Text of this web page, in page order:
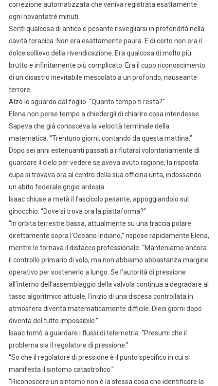
correzione automatizzata che veniva registrata esattamente
ogni novantatré minuti.
Sentì qualcosa di antico e pesante risvegliarsi in profondità nella
cavità toracica. Non era esattamente paura. E di certo non era il
dolce sollievo della rivendicazione. Era qualcosa di molto più
brutto e infinitamente più complicato. Era il cupo riconoscimento
di un disastro inevitabile mescolato a un profondo, nauseante
terrore.
Alzò lo sguardo dal foglio. “Quanto tempo ti resta?”
Elena non perse tempo a chiedergli di chiarire cosa intendesse.
Sapeva che già conosceva la velocità terminale della
matematica. “Trentuno giorni, contando da questa mattina.”
Dopo sei anni estenuanti passati a rifiutarsi volontariamente di
guardare il cielo per vedere se aveva avuto ragione, la risposta
cupa si trovava ora al centro della sua officina unta, indossando
un abito federale grigio ardesia.
Isaac chiuse a metà il fascicolo pesante, appoggiandolo sul
ginocchio. “Dove si trova ora la piattaforma?”
“In orbita terrestre bassa, attualmente su una traccia polare
direttamente sopra l’Oceano Indiano,” rispose rapidamente Elena,
mentre le tornava il distacco professionale. “Manteniamo ancora
il controllo primario di volo, ma non abbiamo abbastanza margine
operativo per sostenerlo a lungo. Se l’autorità di pressione
all’interno dell’assemblaggio della valvola continua a degradare al
tasso algoritmico attuale, l’inizio di una discesa controllata in
atmosfera diventa matematicamente difficile. Dieci giorni dopo
diventa del tutto impossibile.”
Isaac tornò a guardare i flussi di telemetria. “Presumi che il
problema sia il regolatore di pressione.”
“So che il regolatore di pressione è il punto specifico in cui si
manifesta il sintomo catastrofico.”
“Riconoscere un sintomo non è la stessa cosa che identificare la